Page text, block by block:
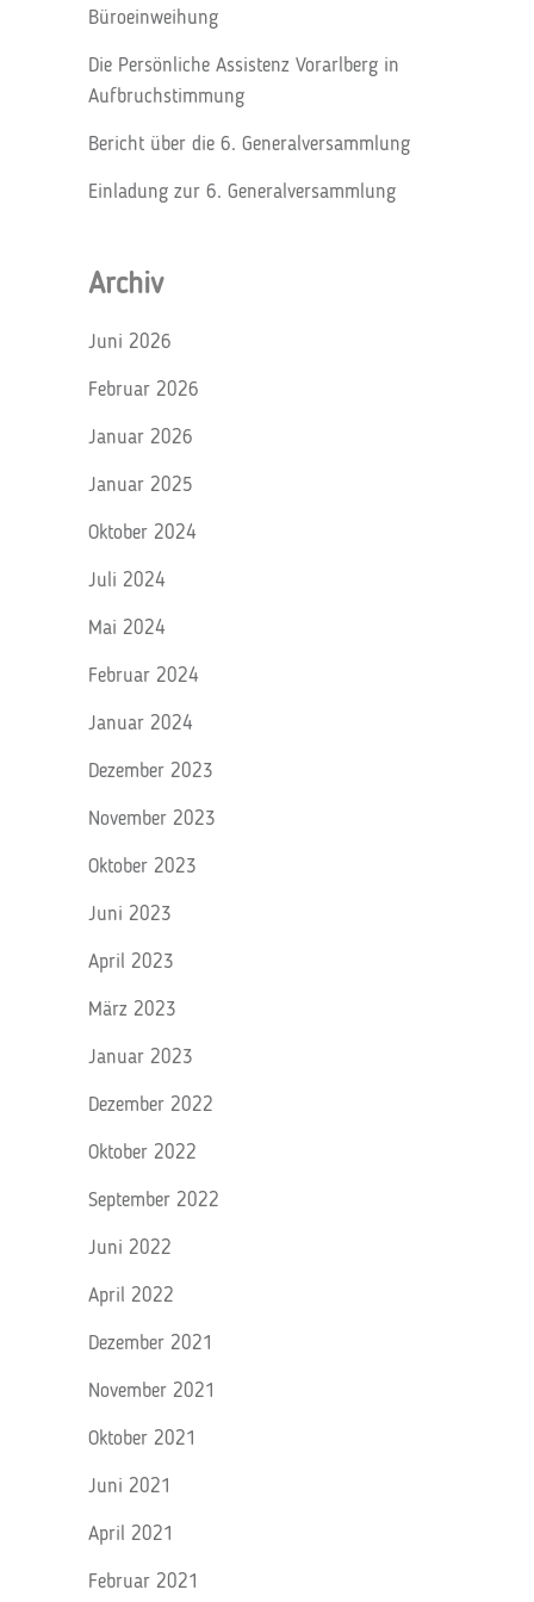
Büroeinweihung
Die Persönliche Assistenz Vorarlberg in
Aufbruchstimmung
Bericht über die 6. Generalversammlung
Einladung zur 6. Generalversammlung
Archiv
Juni 2026
Februar 2026
Januar 2026
Januar 2025
Oktober 2024
Juli 2024
Mai 2024
Februar 2024
Januar 2024
Dezember 2023
November 2023
Oktober 2023
Juni 2023
April 2023
März 2023
Januar 2023
Dezember 2022
Oktober 2022
September 2022
Juni 2022
April 2022
Dezember 2021
November 2021
Oktober 2021
Juni 2021
April 2021
Februar 2021